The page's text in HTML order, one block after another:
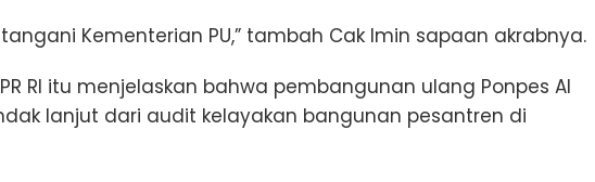
Kementerian PU,” tambah Cak Imin sapaan akrabnya.
RI itu menjelaskan bahwa pembangunan ulang Ponpes Al
lanjut dari audit kelayakan bangunan pesantren di